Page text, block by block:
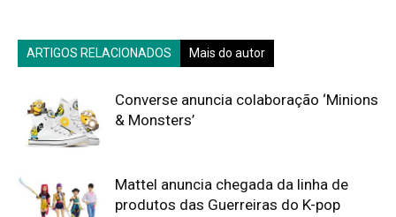
ARTIGOS RELACIONADOS Mais do autor
Converse anuncia colaboração ‘Minions
& Monsters’
Mattel anuncia chegada da linha de
produtos das Guerreiras do K-pop